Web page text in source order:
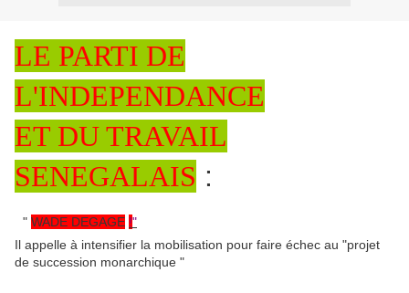
LE PARTI DE
L'INDEPENDANCE
ET DU TRAVAIL
SENEGALAIS :
" WADE DEGAGE !"
Il appelle à intensifier la mobilisation pour faire échec au "projet
de succession monarchique "